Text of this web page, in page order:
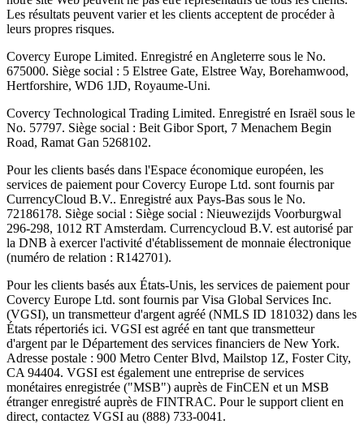
Les résultats peuvent varier et les clients acceptent de procéder à
leurs propres risques.
Covercy Europe Limited. Enregistré en Angleterre sous le No.
675000. Siège social : 5 Elstree Gate, Elstree Way, Borehamwood,
Hertforshire, WD6 1JD, Royaume-Uni.
Covercy Technological Trading Limited. Enregistré en Israël sous le
No. 57797. Siège social : Beit Gibor Sport, 7 Menachem Begin
Road, Ramat Gan 5268102.
Pour les clients basés dans l'Espace économique européen, les
services de paiement pour Covercy Europe Ltd. sont fournis par
CurrencyCloud B.V.. Enregistré aux Pays-Bas sous le No.
72186178. Siège social : Siège social : Nieuwezijds Voorburgwal
296-298, 1012 RT Amsterdam. Currencycloud B.V. est autorisé par
la DNB à exercer l'activité d'établissement de monnaie électronique
(numéro de relation : R142701).
Pour les clients basés aux États-Unis, les services de paiement pour
Covercy Europe Ltd. sont fournis par Visa Global Services Inc.
(VGSI), un transmetteur d'argent agréé (NMLS ID 181032) dans les
États répertoriés ici. VGSI est agréé en tant que transmetteur
d'argent par le Département des services financiers de New York.
Adresse postale : 900 Metro Center Blvd, Mailstop 1Z, Foster City,
CA 94404. VGSI est également une entreprise de services
monétaires enregistrée ("MSB") auprès de FinCEN et un MSB
étranger enregistré auprès de FINTRAC. Pour le support client en
direct, contactez VGSI au (888) 733-0041.